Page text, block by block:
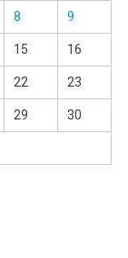
8 9
15 16
22 23
29 30